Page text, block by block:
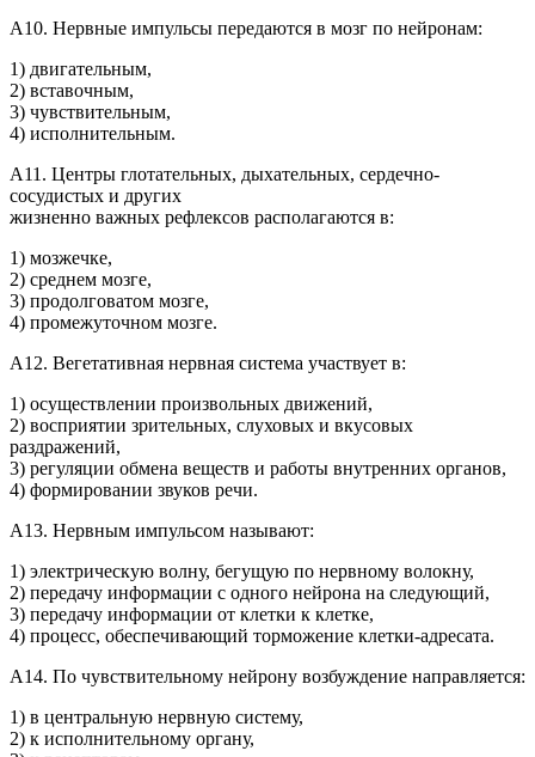
А10. Нервные импульсы передаются в мозг по нейронам:
1) двигательным,
2) вставочным,
3) чувствительным,
4) исполнительным.
А11. Центры глотательных, дыхательных, сердечно-
сосудистых и других
жизненно важных рефлексов располагаются в:
1) мозжечке,
2) среднем мозге,
3) продолговатом мозге,
4) промежуточном мозге.
А12. Вегетативная нервная система участвует в:
1) осуществлении произвольных движений,
2) восприятии зрительных, слуховых и вкусовых
раздражений,
3) регуляции обмена веществ и работы внутренних органов,
4) формировании звуков речи.
А13. Нервным импульсом называют:
1) электрическую волну, бегущую по нервному волокну,
2) передачу информации с одного нейрона на следующий,
3) передачу информации от клетки к клетке,
4) процесс, обеспечивающий торможение клетки-адресата.
А14. По чувствительному нейрону возбуждение направляется:
1) в центральную нервную систему,
2) к исполнительному органу,